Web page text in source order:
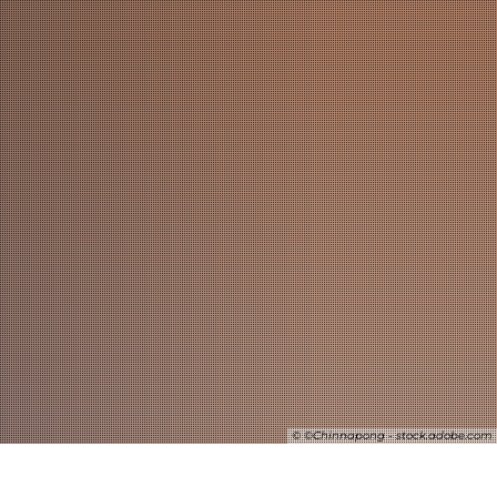
SUCHE
© ©Chinnapong - stock.adobe.com